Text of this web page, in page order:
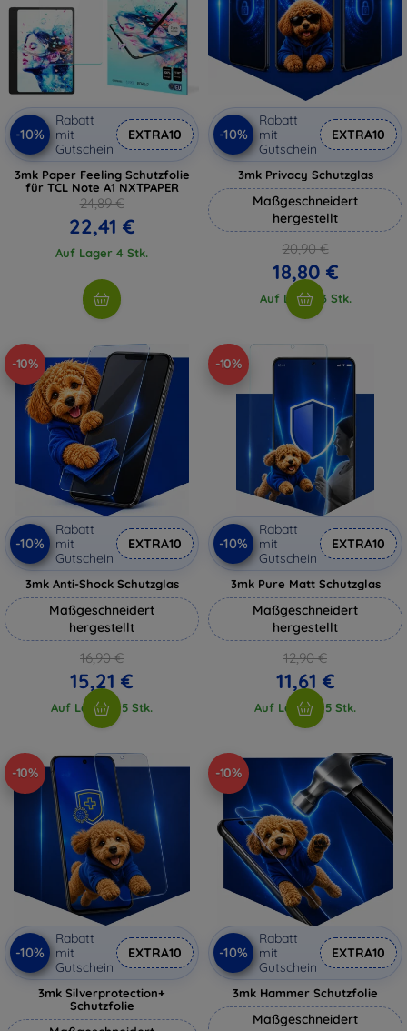
-10%
Rabatt
mit
Gutschein
EXTRA10
3mk Paper Feeling Schutzfolie
für TCL Note A1 NXTPAPER
24,89 €
22,41 €
Auf Lager 4 Stk.
-10%
Rabatt
mit
Gutschein
EXTRA10
3mk Privacy Schutzglas
Maßgeschneidert
hergestellt
20,90 €
18,80 €
Auf Lager 3 Stk.
-10%
-10%
Rabatt
mit
Gutschein
EXTRA10
3mk Anti-Shock Schutzglas
Maßgeschneidert
hergestellt
16,90 €
15,21 €
Auf Lager > 5 Stk.
-10%
-10%
Rabatt
mit
Gutschein
EXTRA10
3mk Pure Matt Schutzglas
Maßgeschneidert
hergestellt
12,90 €
11,61 €
Auf Lager > 5 Stk.
-10%
-10%
Rabatt
mit
Gutschein
EXTRA10
3mk Silverprotection+
Schutzfolie
-10%
-10%
Rabatt
mit
Gutschein
EXTRA10
3mk Hammer Schutzfolie
Maßgeschneidert